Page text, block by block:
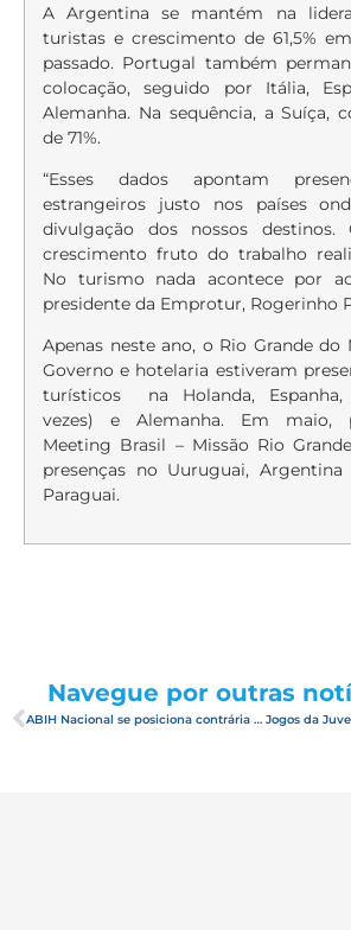
A Argentina se mantém na
turistas e crescimento de 61,5%
passado. Portugal também
colocação, seguido por Itália,
Alemanha. Na sequência, a Suíça,
de 71%.
“Esses dados apontam
estrangeiros justo nos países
divulgação dos nossos
crescimento fruto do trabalho
No turismo nada acontece por
presidente da Emprotur, Rogerinho
Apenas neste ano, o Rio Grande do
Governo e hotelaria estiveram
turísticos na Holanda, Espanha,
vezes) e Alemanha. Em maio,
Meeting Brasil – Missão Rio
presenças no Uuruguai,
Paraguai.
Navegue por outras
ABIH Nacional se posiciona contrária à parceria firmada entre a Secretaria de Estado de Turismo, Cultura e Esporte de Santa Catarina (SOL) com o Airbnb